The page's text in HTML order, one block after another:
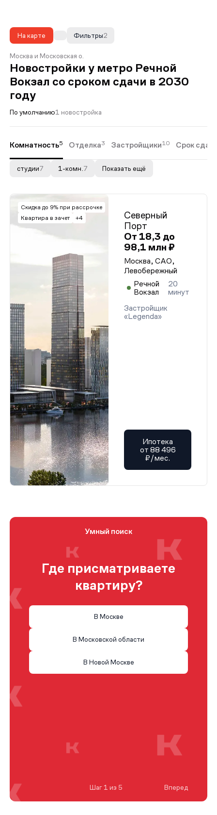
На карте 2
Фильтры
Москва и Московская о.
Новостройки у метро Речной
Вокзал со сроком сдачи в 2030
году
По умолчанию1 новостройка
Комнатность5 Отделка3 Застройщики10 Срок
студии7 1-комн. 7 Показать ещё
Скидка до 9% при рассрочке
Квар­ти­ра в за­чет
+4
Северный
Порт
От 18,3 до
98,1 млн ₽
Москва, САО,
Левобережный
Речной
Вокзал
20
минут
Застройщик
«Legenda»
Ипотека
от 88 496
₽/мес.
Умный поиск
Где присматриваете
квартиру?
В Москве
В Московской области
В Новой Москве
Шаг 1 из 5 Вперед